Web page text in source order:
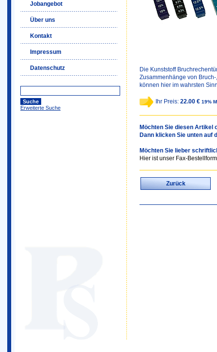
Jobangebot
Über uns
Kontakt
Impressum
Datenschutz
Erweiterte Suche
Die Kunststoff
Zusammenhänge von
können hier im wahrsten
Ihr Preis: 22.00 € 19%
Möchten Sie diesen Artikel
Dann klicken Sie unten auf
Möchten Sie lieber
Hier ist unser Fax-
Zurück